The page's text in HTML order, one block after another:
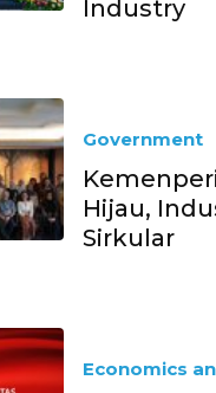
Industry
Government
Hijau,
Sirkular
Economics